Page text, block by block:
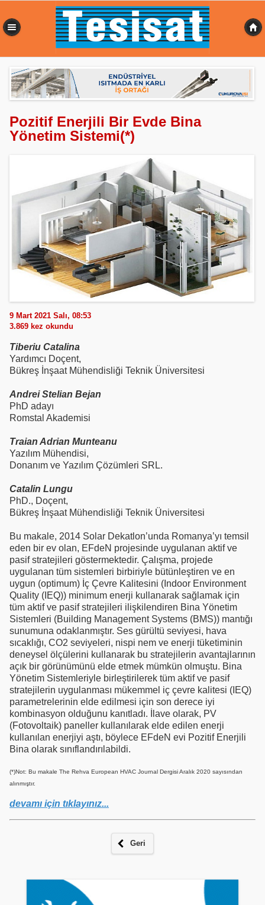
Pozitif Enerjili Bir Evde Bina
Yönetim Sistemi(*)
9 Mart 2021 Salı, 08:53
3.869 kez okundu
Tiberiu Catalina
Yardımcı Doçent,
Bükreş İnşaat Mühendisliği Teknik Üniversitesi
Andrei Stelian Bejan
PhD adayı
Romstal Akademisi
Traian Adrian Munteanu
Yazılım Mühendisi,
Donanım ve Yazılım Çözümleri SRL.
Catalin Lungu
PhD., Doçent,
Bükreş İnşaat Mühendisliği Teknik Üniversitesi
Bu makale, 2014 Solar Dekatlon’unda Romanya’yı temsil
eden bir ev olan, EFdeN projesinde uygulanan aktif ve
pasif stratejileri göstermektedir. Çalışma, projede
uygulanan tüm sistemleri birbiriyle bütünleştiren ve en
uygun (optimum) İç Çevre Kalitesini (Indoor Environment
Quality (IEQ)) minimum enerji kullanarak sağlamak için
tüm aktif ve pasif stratejileri ilişkilendiren Bina Yönetim
Sistemleri (Building Management Systems (BMS)) mantığı
sunumuna odaklanmıştır. Ses gürültü seviyesi, hava
sıcaklığı, CO2 seviyeleri, nispi nem ve enerji tüketiminin
deneysel ölçülerini kullanarak bu stratejilerin avantajlarının
açık bir görünümünü elde etmek mümkün olmuştu. Bina
Yönetim Sistemleriyle birleştirilerek tüm aktif ve pasif
stratejilerin uygulanması mükemmel iç çevre kalitesi (IEQ)
parametrelerinin elde edilmesi için son derece iyi
kombinasyon olduğunu kanıtladı. İlave olarak, PV
(Fotovoltaik) paneller kullanılarak elde edilen enerji
kullanılan enerjiyi aştı, böylece EFdeN evi Pozitif Enerjili
Bina olarak sınıflandırılabildi.
(*)Not: Bu makale The Rehva European HVAC Journal Dergisi Aralık 2020 sayısından
alınmıştır.
devamı için tıklayınız...
Geri
0,074 sn